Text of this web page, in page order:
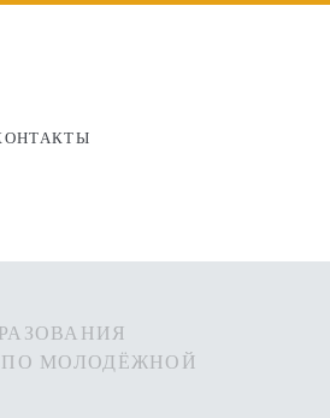
ПО МОЛОДЁЖНОЙ